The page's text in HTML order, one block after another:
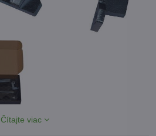
Čítajte viac